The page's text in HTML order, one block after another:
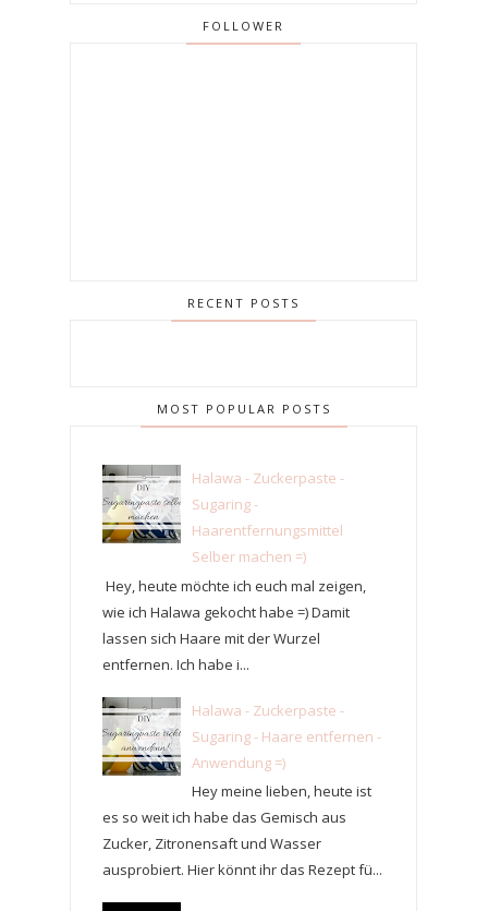
FOLLOWER
RECENT POSTS
MOST POPULAR POSTS
Halawa - Zuckerpaste -
Sugaring -
Haarentfernungsmittel
Selber machen =)
Hey, heute möchte ich euch mal zeigen,
wie ich Halawa gekocht habe =) Damit
lassen sich Haare mit der Wurzel
entfernen. Ich habe i...
Halawa - Zuckerpaste -
Sugaring - Haare entfernen -
Anwendung =)
Hey meine lieben, heute ist
es so weit ich habe das Gemisch aus
Zucker, Zitronensaft und Wasser
ausprobiert. Hier könnt ihr das Rezept fü...